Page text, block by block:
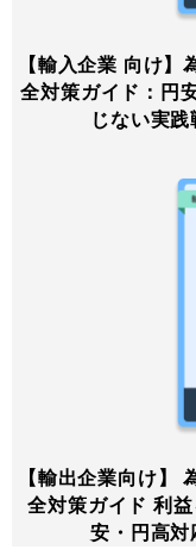
【輸入企業 向け】
全対策ガイド：円
じない実践
【輸出企業向け】
全対策ガイド 利益
安・円高対